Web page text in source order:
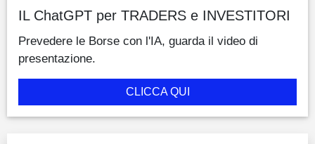
IL ChatGPT per TRADERS e INVESTITORI
Prevedere le Borse con l'IA, guarda il video di
presentazione.
CLICCA QUI